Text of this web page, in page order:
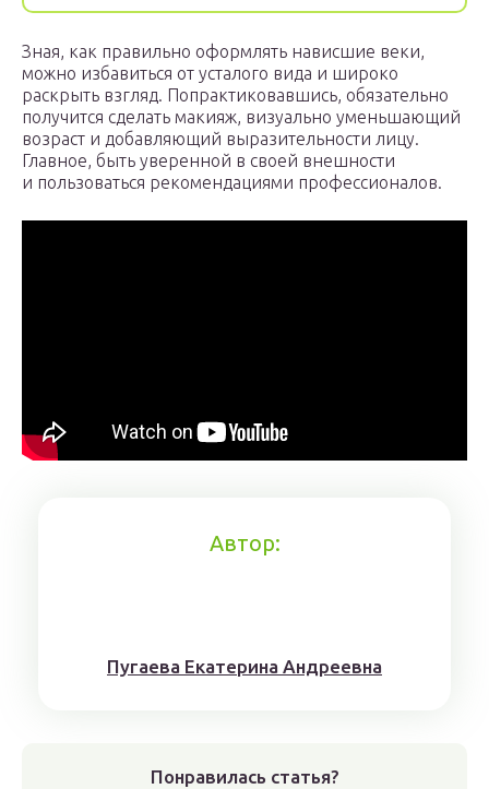
Зная, как правильно оформлять нависшие веки,
можно избавиться от усталого вида и широко
раскрыть взгляд. Попрактиковавшись, обязательно
получится сделать макияж, визуально уменьшающий
возраст и добавляющий выразительности лицу.
Главное, быть уверенной в своей внешности
и пользоваться рекомендациями профессионалов.
Автор:
Пугaeва Eкатеринa Aндрeeвна
Понравилась статья?